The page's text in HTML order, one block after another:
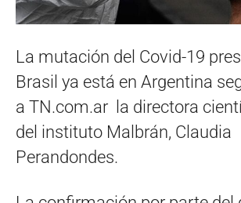
La mutación del Covid-19
Brasil ya está en Argentina
a TN.com.ar la directora
del instituto Malbrán, Claudia
Perandondes.